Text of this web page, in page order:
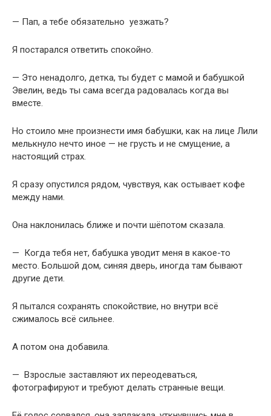
— Пап, а тебе обязательно уезжать?
Я постарался ответить спокойно.
— Это ненадолго, детка, ты будет с мамой и бабушкой
Эвелин, ведь ты сама всегда радовалась когда вы
вместе.
Но стоило мне произнести имя бабушки, как на лице Лили
мелькнуло нечто иное — не грусть и не смущение, а
настоящий страх.
Я сразу опустился рядом, чувствуя, как остывает кофе
между нами.
Она наклонилась ближе и почти шёпотом сказала.
— Когда тебя нет, бабушка уводит меня в какое-то
место. Большой дом, синяя дверь, иногда там бывают
другие дети.
Я пытался сохранять спокойствие, но внутри всё
сжималось всё сильнее.
А потом она добавила.
— Взрослые заставляют их переодеваться,
фотографируют и требуют делать странные вещи.